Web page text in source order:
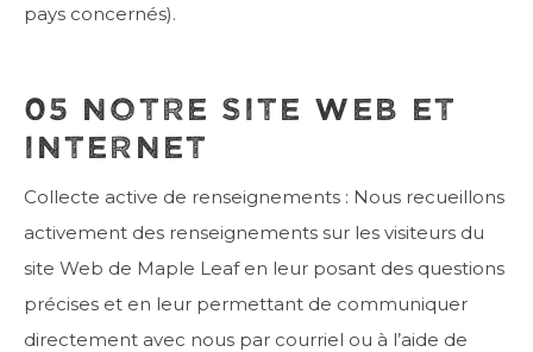
pays concernés).
05 NOTRE SITE WEB ET
INTERNET
Collecte active de renseignements : Nous recueillons
activement des renseignements sur les visiteurs du
site Web de Maple Leaf en leur posant des questions
précises et en leur permettant de communiquer
directement avec nous par courriel ou à l’aide de